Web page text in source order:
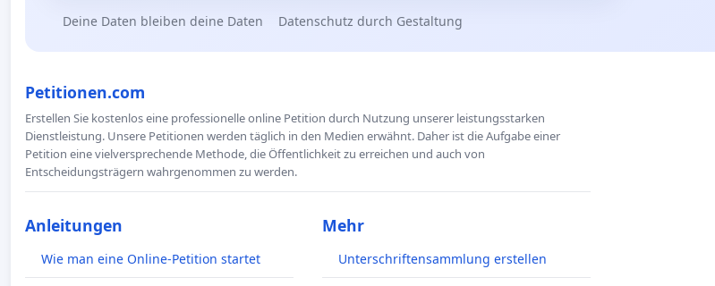
Deine Daten bleiben deine Daten Datenschutz durch Gestaltung
Petitionen.com
Erstellen Sie kostenlos eine professionelle online Petition durch Nutzung unserer leistungsstarken
Dienstleistung. Unsere Petitionen werden täglich in den Medien erwähnt. Daher ist die Aufgabe einer
Petition eine vielversprechende Methode, die Öffentlichkeit zu erreichen und auch von
Entscheidungsträgern wahrgenommen zu werden.
Anleitungen
Wie man eine Online-Petition startet
Mehr
Unterschriftensammlung erstellen